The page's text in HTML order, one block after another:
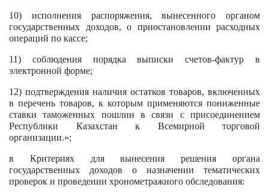
10) исполнения распоряжения, вынесенного органом
государственных доходов, о приостановлении расходных
операций по кассе;
11) соблюдения порядка выписки счетов-фактур в
электронной форме;
12) подтверждения наличия остатков товаров, включенных
в перечень товаров, к которым применяются пониженные
ставки таможенных пошлин в связи с присоединением
Республики Казахстан к Всемирной торговой
организации.»;
в Критериях для вынесения решения органа
государственных доходов о назначении тематических
проверок и проведении хронометражного обследования: